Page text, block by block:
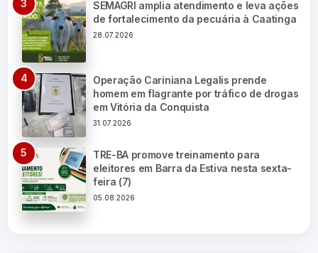
SEMAGRI amplia atendimento e leva ações
de fortalecimento da pecuária à Caatinga
28.07.2026
Operação Cariniana Legalis prende
homem em flagrante por tráfico de drogas
em Vitória da Conquista
31.07.2026
TRE-BA promove treinamento para
eleitores em Barra da Estiva nesta sexta-
feira (7)
05.08.2026